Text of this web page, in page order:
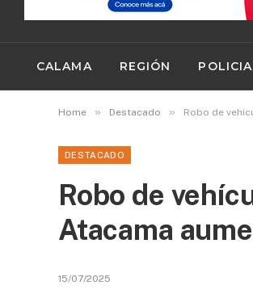
CALAMA REGIÓN
Home » Destacado » Robo de
DESTACADO
Robo de
Atacama
15/07/2025